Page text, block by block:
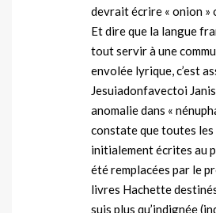
devrait écrire « onion »
Et dire que la langue
tout servir à une
envolée lyrique, c’est
Jesuiadonfavectoi
anomalie dans «
constate que toutes les
initialement écrites au
été remplacées par le
livres Hachette
suis plus qu’indignée